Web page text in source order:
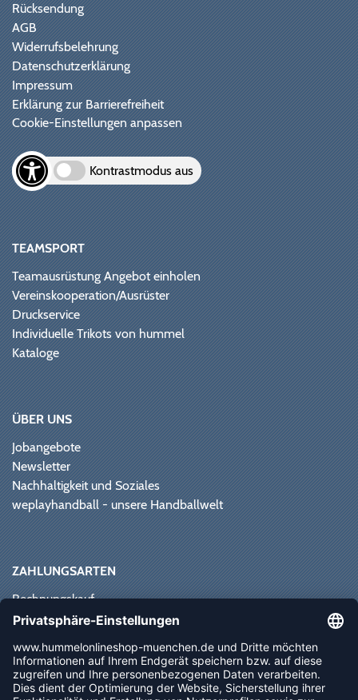
Rücksendung
AGB
Widerrufsbelehrung
Datenschutzerklärung
Impressum
Erklärung zur Barrierefreiheit
Cookie-Einstellungen anpassen
Kontrastmodus aus
TEAMSPORT
Teamausrüstung Angebot einholen
Vereinskooperation/Ausrüster
Druckservice
Individuelle Trikots von hummel
Kataloge
ÜBER UNS
Jobangebote
Newsletter
Nachhaltigkeit und Soziales
weplayhandball - unsere Handballwelt
ZAHLUNGSARTEN
Rechnungskauf
Paypal
Vorkasse
Sofortüberweisung